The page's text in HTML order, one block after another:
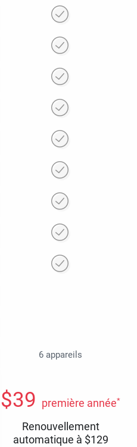
6 appareils
$39 première année*
Renouvellement
automatique à $129